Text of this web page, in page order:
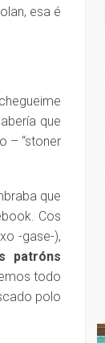
esa é
que
– “stoner
que
Cos
-gase-),
patróns
todo
polo